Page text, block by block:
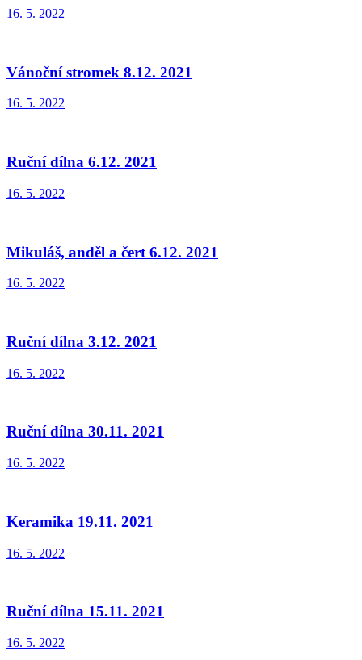
16. 5. 2022
Vánoční stromek 8.12. 2021
16. 5. 2022
Ruční dílna 6.12. 2021
16. 5. 2022
Mikuláš, anděl a čert 6.12. 2021
16. 5. 2022
Ruční dílna 3.12. 2021
16. 5. 2022
Ruční dílna 30.11. 2021
16. 5. 2022
Keramika 19.11. 2021
16. 5. 2022
Ruční dílna 15.11. 2021
16. 5. 2022